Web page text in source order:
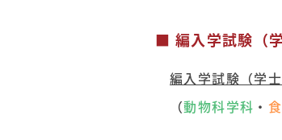
■ 編入学試験（学
編入学試験（学士
（動物科学科 ・